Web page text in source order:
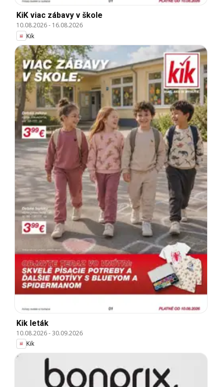
KiK viac zábavy v škole
10.08.2026- 16.08.2026
Kik
Kik leták
10.08.2026-30.09.2026
Kik